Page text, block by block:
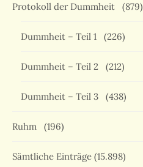
Protokoll der Dummheit (879)
Dummheit – Teil 1 (226)
Dummheit – Teil 2 (212)
Dummheit – Teil 3 (438)
Ruhm (196)
Sämtliche Einträge (15.898)